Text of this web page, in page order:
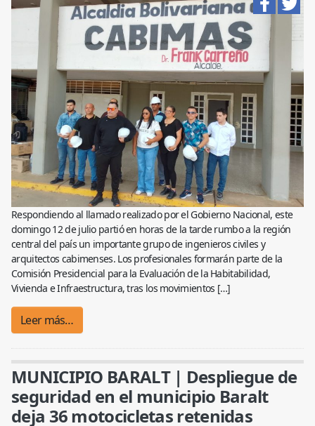
Respondiendo al llamado realizado por el Gobierno Nacional, este
domingo 12 de julio partió en horas de la tarde rumbo a la región
central del país un importante grupo de ingenieros civiles y
arquitectos cabimenses. Los profesionales formarán parte de la
Comisión Presidencial para la Evaluación de la Habitabilidad,
Vivienda e Infraestructura, tras los movimientos […]
Leer más…
MUNICIPIO BARALT | Despliegue de
seguridad en el municipio Baralt
deja 36 motocicletas retenidas